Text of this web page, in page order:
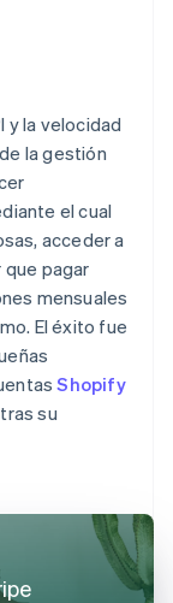
y la velocidad
la gestión
el cual
acceder a
pagar
mensuales
El éxito fue
Shopify
su